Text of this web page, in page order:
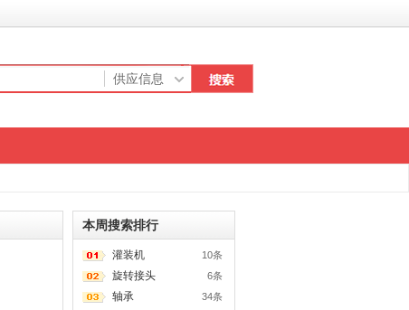
本周搜索排行
10条
灌装机
6条
旋转接头
34条
轴承